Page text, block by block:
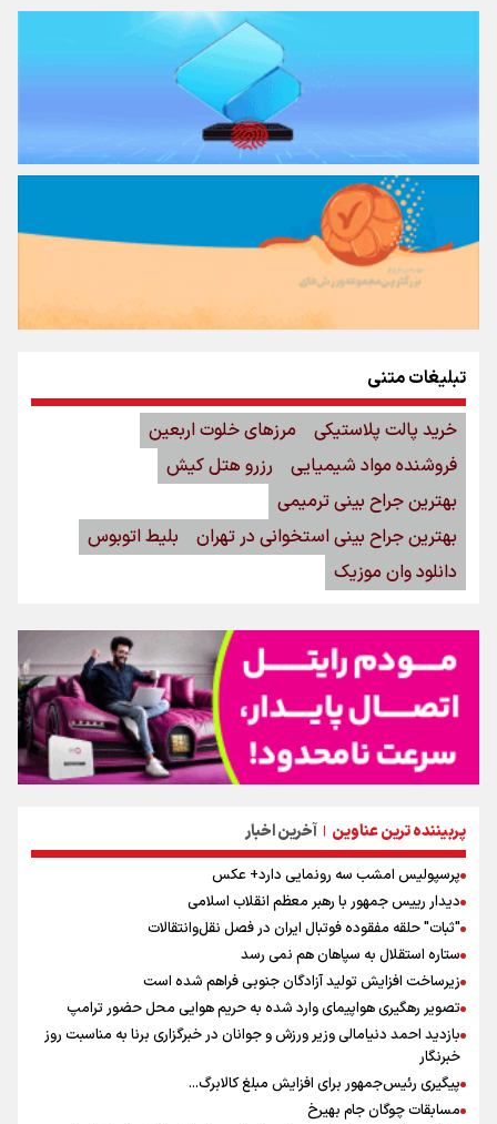
پربیننده ترین عناوین | آخرین اخبار
پرسپولیس امشب سه رونمایی دارد+ عکس
دیدار رییس جمهور با رهبر معظم انقلاب اسلامی
"ثبات" حلقه مفقوده فوتبال ایران در فصل نقل‌وانتقالات
ستاره استقلال به سپاهان هم نمی رسد
زیرساخت افزایش تولید آزادگان جنوبی فراهم شده است
تصویر رهگیری هواپیمای وارد شده به حریم هوایی محل حضور ترامپ
بازدید احمد دنیامالی وزیر ورزش و جوانان در خبرگزاری برنا به مناسبت روز
خبرنگار
پیگیری رئیس‌جمهور برای افزایش مبلغ کالابرگ...
مسابقات چوگان جام بهیرخ
تبلیغات متنی
خرید پالت پلاستیکی
مرزهای خلوت اربعین
فروشنده مواد شیمیایی
رزرو هتل کیش
بهترین جراح بینی ترمیمی
بهترین جراح بینی استخوانی در تهران
بلیط اتوبوس
دانلود وان موزیک